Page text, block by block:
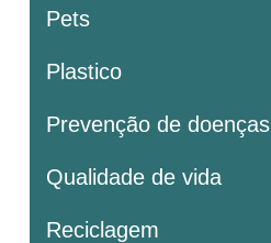
Pets
Plastico
Prevenção de doenças
Qualidade de vida
Reciclagem